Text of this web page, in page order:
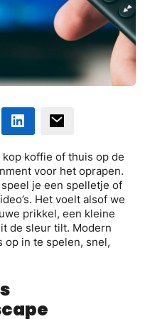
koffie of thuis op de
voor het oprapen.
je een spelletje of
Het voelt alsof we
prikkel, een kleine
de sleur tilt. Modern
in te spelen, snel,